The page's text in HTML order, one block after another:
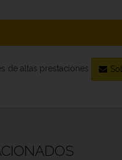
de altas prestaciones